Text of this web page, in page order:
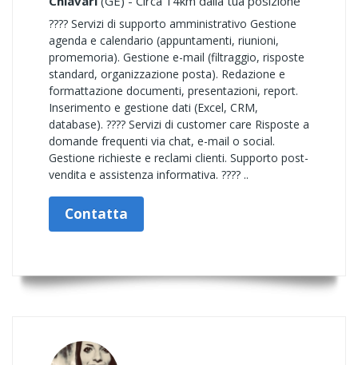
???? Servizi di supporto amministrativo Gestione
agenda e calendario (appuntamenti, riunioni,
promemoria). Gestione e-mail (filtraggio, risposte
standard, organizzazione posta). Redazione e
formattazione documenti, presentazioni, report.
Inserimento e gestione dati (Excel, CRM,
database). ???? Servizi di customer care Risposte a
domande frequenti via chat, e-mail o social.
Gestione richieste e reclami clienti. Supporto post-
vendita e assistenza informativa. ???? ..
Contatta